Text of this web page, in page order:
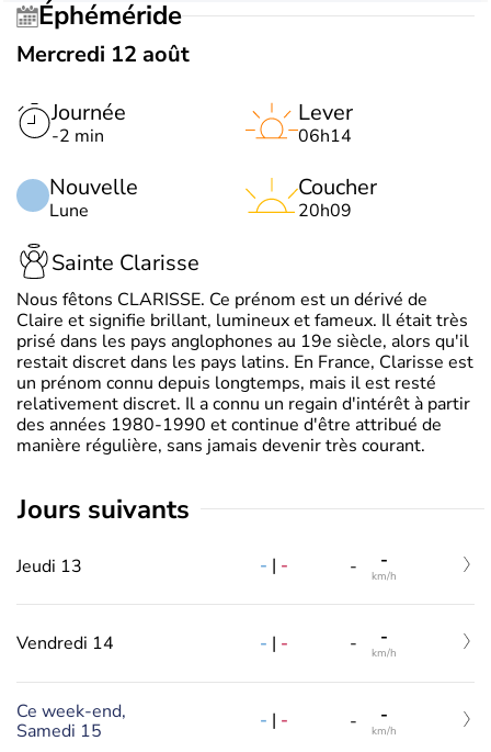
Éphéméride
Mercredi 12 août
Journée
-2 min
Nouvelle
Lune
Lever
06h14
Coucher
20h09
Sainte Clarisse
Nous fêtons CLARISSE. Ce prénom est un dérivé de
Claire et signifie brillant, lumineux et fameux. Il était très
prisé dans les pays anglophones au 19e siècle, alors qu'il
restait discret dans les pays latins. En France, Clarisse est
un prénom connu depuis longtemps, mais il est resté
relativement discret. Il a connu un regain d'intérêt à partir
des années 1980-1990 et continue d'être attribué de
manière régulière, sans jamais devenir très courant.
jours suivants
Jeudi 13 - | - - -
km/h
Vendredi 14 - | - - -
km/h
Ce week-end,
Samedi 15
- | - - -
km/h